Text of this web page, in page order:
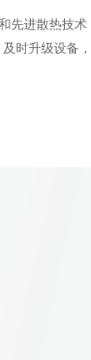
先进散热技
时升级设备，